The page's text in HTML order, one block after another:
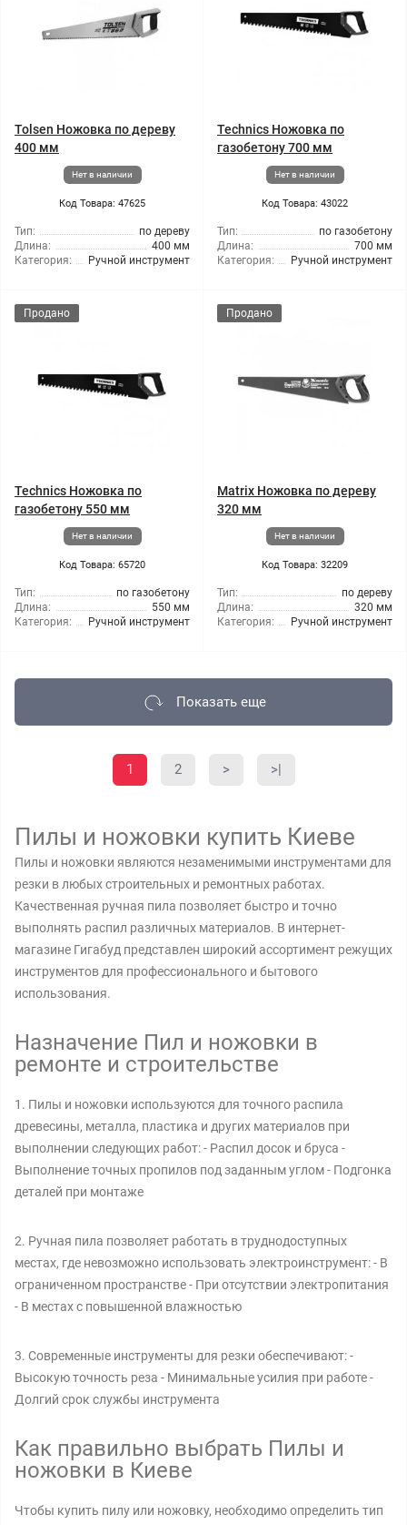
Tolsen Ножовка по дереву
400 мм
Нет в наличии
Код Товара: 47625
Тип:
по дереву
Длина:
400 мм
Категория:
Ручной инструмент
Technics Ножовка по
газобетону 700 мм
Нет в наличии
Код Товара: 43022
Тип:
по газобетону
Длина:
700 мм
Категория:
Ручной инструмент
Продано
Technics Ножовка по
газобетону 550 мм
Нет в наличии
Код Товара: 65720
Тип:
по газобетону
Длина:
550 мм
Категория:
Ручной инструмент
Продано
Matrix Ножовка по дереву
320 мм
Нет в наличии
Код Товара: 32209
Тип:
по дереву
Длина:
320 мм
Категория:
Ручной инструмент
Показать еще
1 2 > >|
Пилы и ножовки купить Киеве
Пилы и ножовки являются незаменимыми инструментами для
резки в любых строительных и ремонтных работах.
Качественная ручная пила позволяет быстро и точно
выполнять распил различных материалов. В интернет-
магазине Гигабуд представлен широкий ассортимент режущих
инструментов для профессионального и бытового
использования.
Назначение Пил и ножовки в
ремонте и строительстве
1. Пилы и ножовки используются для точного распила
древесины, металла, пластика и других материалов при
выполнении следующих работ: - Распил досок и бруса -
Выполнение точных пропилов под заданным углом - Подгонка
деталей при монтаже
2. Ручная пила позволяет работать в труднодоступных
местах, где невозможно использовать электроинструмент: - В
ограниченном пространстве - При отсутствии электропитания
- В местах с повышенной влажностью
3. Современные инструменты для резки обеспечивают: -
Высокую точность реза - Минимальные усилия при работе -
Долгий срок службы инструмента
Как правильно выбрать Пилы и
ножовки в Киеве
Чтобы купить пилу или ножовку, необходимо определить тип